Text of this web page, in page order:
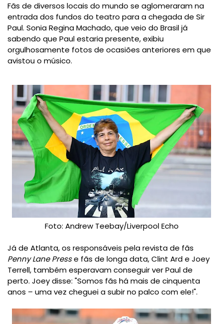
Fãs de diversos locais do mundo se aglomeraram na
entrada dos fundos do teatro para a chegada de Sir
Paul. Sonia Regina Machado, que veio do Brasil já
sabendo que Paul estaria presente, exibiu
orgulhosamente fotos de ocasiões anteriores em que
avistou o músico.
Foto: Andrew Teebay/Liverpool Echo
Já de Atlanta, os responsáveis pela revista de fãs
Penny Lane Presse fãs de longa data, Clint Ard e Joey
Terrell, também esperavam conseguir ver Paul de
perto. Joey disse: "Somos fãs há mais de cinquenta
anos – uma vez cheguei a subir no palco com ele!".